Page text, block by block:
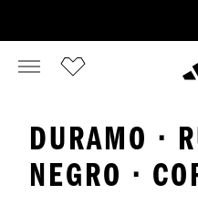
DURAMO ·
NEGRO ·